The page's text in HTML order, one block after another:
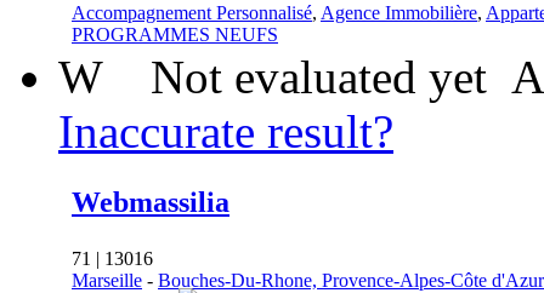
Accompagnement Personnalisé, Agence Immobilière,
PROGRAMMES NEUFS
W Not evaluated yet
Inaccurate result?
Webmassilia
71 | 13016
Marseille - Bouches-Du-Rhone, Provence-Alpes-Côte d'Azur